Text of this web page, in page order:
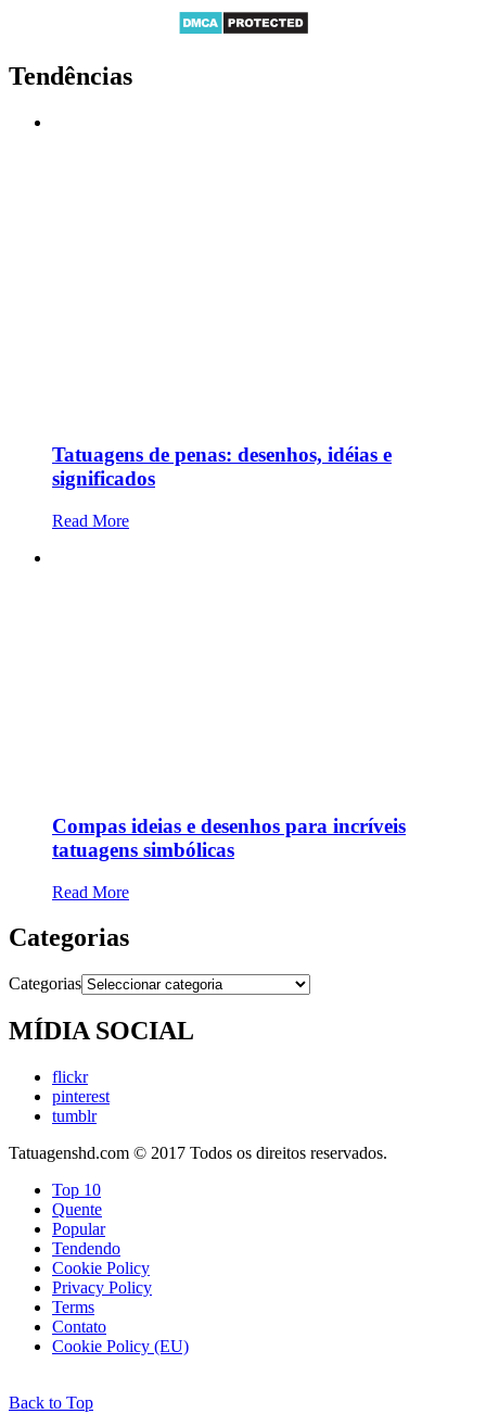
Tendências
Tatuagens de penas: desenhos, idéias e
significados
Read More
Compas ideias e desenhos para incríveis
tatuagens simbólicas
Read More
Categorias
Categorias
MÍDIA SOCIAL
flickr
pinterest
tumblr
Tatuagenshd.com © 2017 Todos os direitos reservados.
Top 10
Quente
Popular
Tendendo
Cookie Policy
Privacy Policy
Terms
Contato
Cookie Policy (EU)
Back to Top